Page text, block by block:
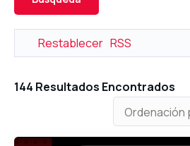
Restablecer RSS
144 Resultados Encontrados